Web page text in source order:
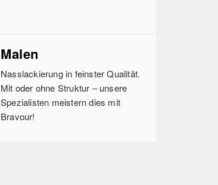
Malen
Nasslackierung in feinster Qualität.
Mit oder ohne Struktur – unsere
Spezialisten meistern dies mit
Bravour!